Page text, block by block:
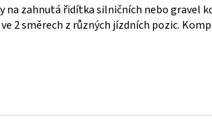
na zahnutá řidítka silničních nebo gravel
2 směrech z různých jízdních pozic.